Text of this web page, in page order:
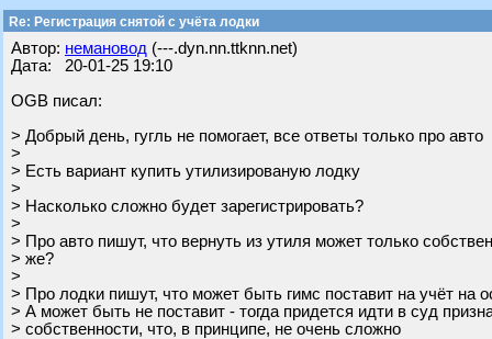
Re: Регистрация снятой с учёта лодки
Автор: немановод (---.dyn.nn.ttknn.net)
Дата: 20-01-25 19:10
OGB писал:
> Добрый день, гугль не помогает, все ответы только про авто
>
> Есть вариант купить утилизированую лодку
>
> Насколько сложно будет зарегистрировать?
>
> Про авто пишут, что вернуть из утиля может только
> же?
>
> Про лодки пишут, что может быть гимс поставит на учёт на
> А может быть не поставит - тогда придется идти в суд
> собственности, что, в принципе, не очень сложно